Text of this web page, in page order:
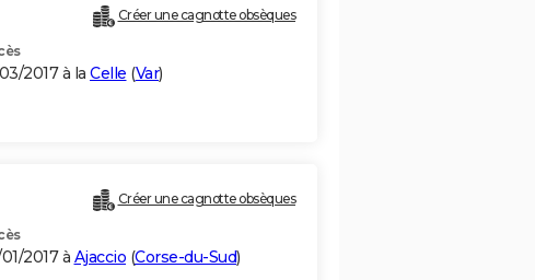
Créer une cagnotte obsèques
2017 à la Celle (Var)
Créer une cagnotte obsèques
2017 à Ajaccio (Corse-du-Sud)